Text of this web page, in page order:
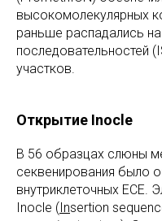
высокомолекулярных
раньше распадались
последовательностей
участков.
Открытие Inocle
В 56 образцах слюны
секвенирования было
внутриклеточных ECE.
Inocle (Insertion